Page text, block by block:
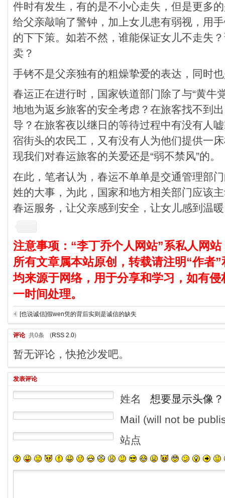
件时有发生，有的是不小心走失，但是更多
给父亲敲响了警钟，加上女儿患有弱视，用
的下下策。如若不然，谁能保证女儿不走失
卖？
手铐不是父亲独有的粗燥挚爱的表达，同时
春运正在进行时，国家铁道部门除了与“黄牛
地地为返乡旅客的安全考虑？在旅客找不到
导？在旅客夜以继日的等待过程中有没有人
宿街头的农民工，又有没有人为他们提供一
现我们对春运旅客的关爱还是“弱不禁风”的。
在此，笔者认为，春运不单单是交通管理部
姓的大事，为此，国家和地方相关部门应该
春运服务，让父亲感到安全，让女儿感到温
注意事项：“李丁乔个人网站”系私人网
所有文章属本站原创，转载请注明“作者
均来源于网络，用于分享和学习，如有
一时间处理。
[也说诚信]假wen凭的背后实则是诚信的缺失
评论 共0条 (RSS 2.0)
暂无评论，快抢沙发吧。
发表评论
姓名
想要显示头像？
Mail (will not be
站点